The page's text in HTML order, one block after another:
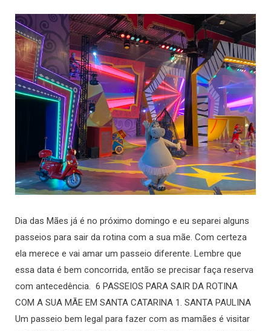
Dia das Mães já é no próximo domingo e eu separei alguns
passeios para sair da rotina com a sua mãe. Com certeza
ela merece e vai amar um passeio diferente. Lembre que
essa data é bem concorrida, então se precisar faça reserva
com antecedência. 6 PASSEIOS PARA SAIR DA ROTINA
COM A SUA MÃE EM SANTA CATARINA 1. SANTA PAULINA
Um passeio bem legal para fazer com as mamães é visitar